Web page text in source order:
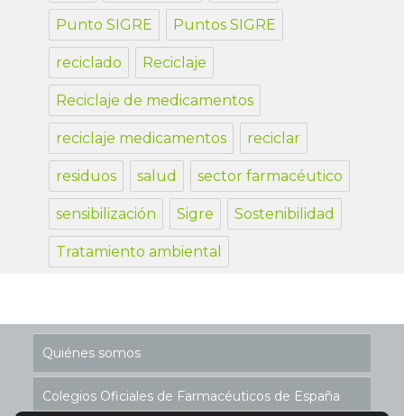
Punto SIGRE Puntos SIGRE
reciclado Reciclaje
Reciclaje de medicamentos
reciclaje medicamentos reciclar
residuos salud sector farmacéutico
sensibilización Sigre Sostenibilidad
Tratamiento ambiental
Quiénes somos
Colegios Oficiales de Farmacéuticos de España